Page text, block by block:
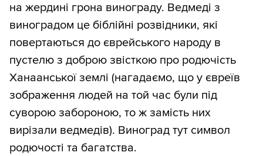
на жердині грона винограду. Ведмеді з
виноградом це біблійні розвідники, які
повертаються до єврейського народу в
пустелю з доброю звісткою про родючість
Ханаанської землі (нагадаємо, що у євреїв
зображення людей на той час були під
суворою забороною, то ж замість них
вирізали ведмедів). Виноград тут символ
родючості та багатства.